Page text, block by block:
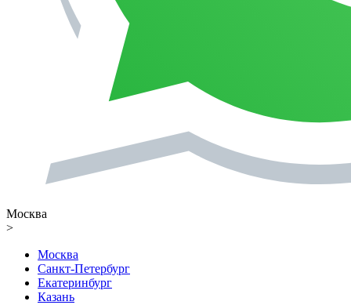
Москва
>
Москва
Санкт-Петербург
Екатеринбург
Казань